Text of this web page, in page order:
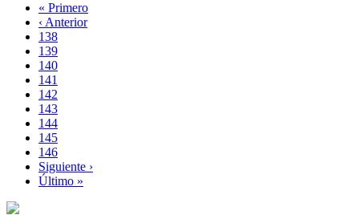
Paginación
Primera
página
« Primero
Página
anterior
‹ Anterior
Page
138
Page
139
Page
140
Page
141
Página
actual
142
Page
143
Page
144
Page
145
Page
146
Siguiente
página
Siguiente ›
Última
Último »